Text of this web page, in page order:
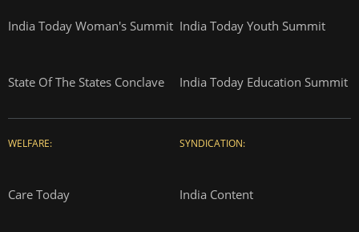
India Today Woman's Summit India Today Youth Summit
State Of The States Conclave India Today Education Summit
WELFARE:
Care Today
SYNDICATION:
India Content